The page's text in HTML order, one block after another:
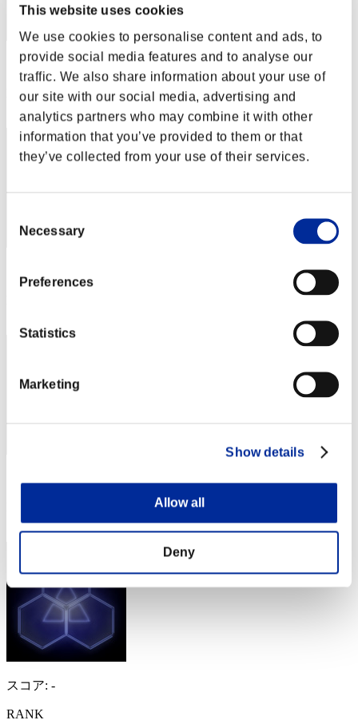
This website uses cookies
We use cookies to personalise content and ads, to
provide social media features and to analyse our
traffic. We also share information about your use of
our site with our social media, advertising and
analytics partners who may combine it with other
information that you’ve provided to them or that
they’ve collected from your use of their services.
Selection
Necessary
Preferences
Statistics
Marketing
Show details
Allow all
Deny
スコア: -
RANK
34
スコア: -
RANK